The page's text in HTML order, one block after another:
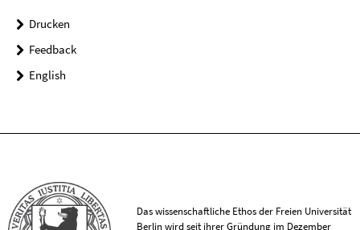
Drucken
Feedback
English
Das wissenschaftliche Ethos der Freien Universität
Berlin wird seit ihrer Gründung im Dezember